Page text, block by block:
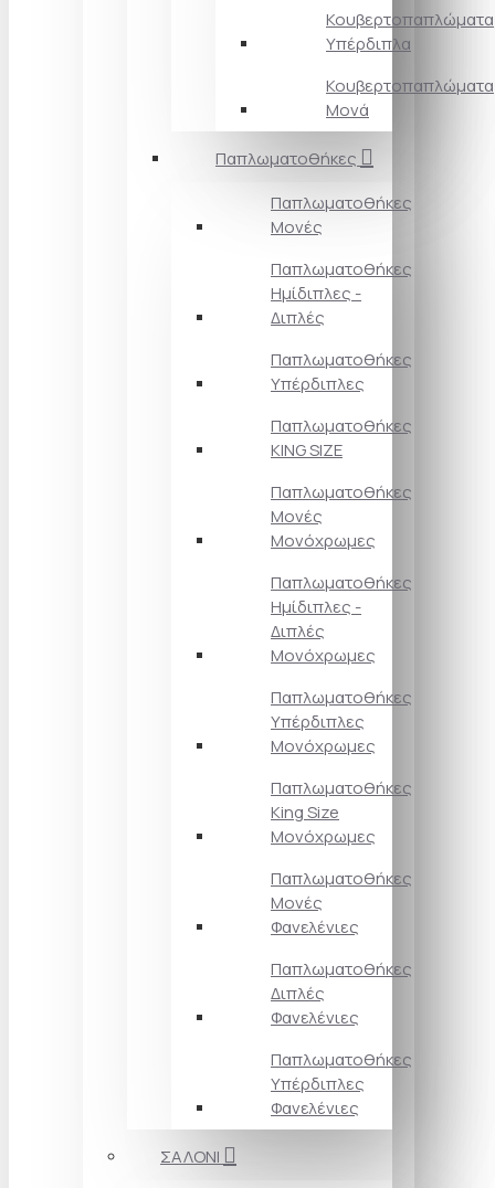
Κουβερτοπαπλώματα
Υπέρδιπλα
Κουβερτοπαπλώματα
Μονά
Παπλωματοθήκες
Παπλωματοθήκες
Μονές
Παπλωματοθήκες
Ημίδιπλες -
Διπλές
Παπλωματοθήκες
Υπέρδιπλες
Παπλωματοθήκες
KING SIZE
Παπλωματοθήκες
Μονές
Μονόχρωμες
Παπλωματοθήκες
Ημίδιπλες -
Διπλές
Μονόχρωμες
Παπλωματοθήκες
Υπέρδιπλες
Μονόχρωμες
Παπλωματοθήκες
King Size
Μονόχρωμες
Παπλωματοθήκες
Μονές
Φανελένιες
Παπλωματοθήκες
Διπλές
Φανελένιες
Παπλωματοθήκες
Υπέρδιπλες
Φανελένιες
ΣΑΛΟΝΙ